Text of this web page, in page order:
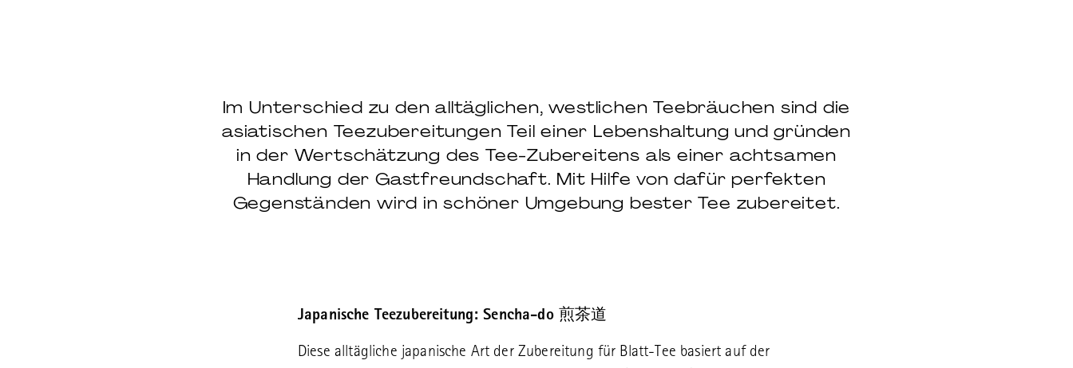
Im Unterschied zu den alltäglichen, westlichen Teebräuchen sind die
asiatischen Teezubereitungen Teil einer Lebenshaltung und gründen
in der Wertschätzung des Tee-Zubereitens als einer achtsamen
Handlung der Gastfreundschaft. Mit Hilfe von dafür perfekten
Gegenständen wird in schöner Umgebung bester Tee zubereitet.
Japanische Teezubereitung: Sencha-do 煎茶道
Diese alltägliche japanische Art der Zubereitung für Blatt-Tee basiert auf der